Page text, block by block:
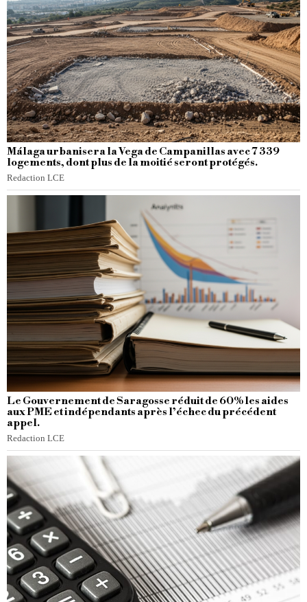
Málaga urbanisera la Vega de Campanillas avec 7 339
logements, dont plus de la moitié seront protégés.
Redaction LCE
Le Gouvernement de Saragosse réduit de 60% les aides
aux PME et indépendants après l’échec du précédent
appel.
Redaction LCE